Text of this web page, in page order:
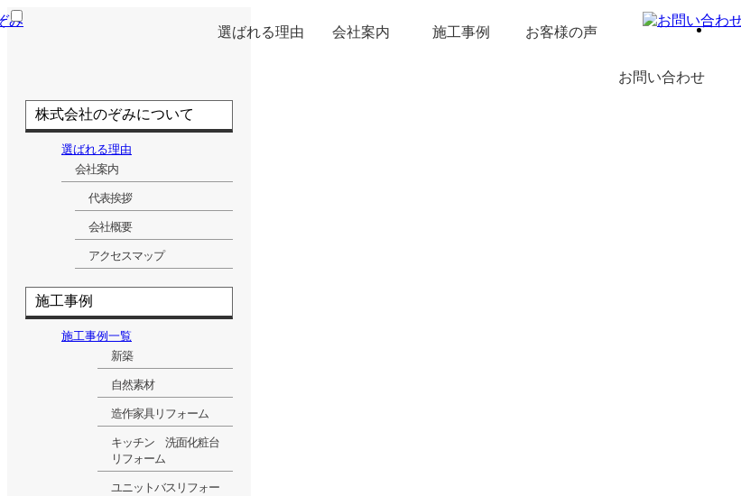
選ばれる理由 会社案内 施工事例 お客様の声
お問い合わせ
株式会社のぞみについて
選ばれる理由
会社案内
代表挨拶
会社概要
アクセスマップ
施工事例
施工事例一覧
新築
自然素材
造作家具リフォーム
キッチン 洗面化粧台
リフォーム
ユニットバスリフォー